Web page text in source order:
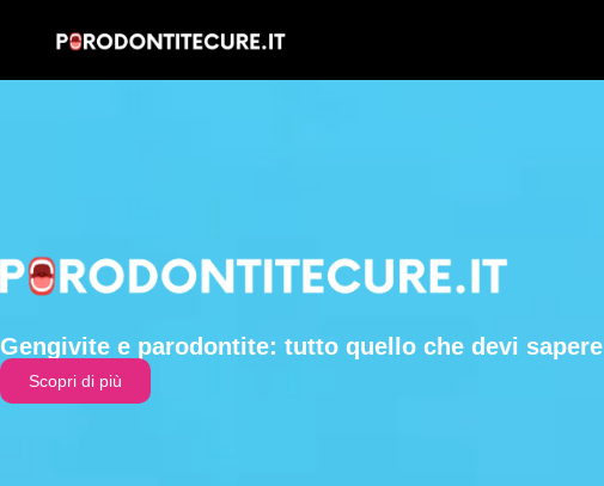
Gengivite e parodontite: tutto quello che devi sapere
Scopri di più